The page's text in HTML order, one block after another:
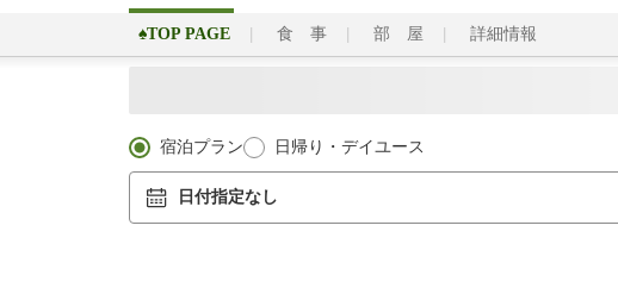
♠TOP PAGE 食 事 部 屋 詳細情報
宿泊プラン 日帰り・デイユース
日付指定なし